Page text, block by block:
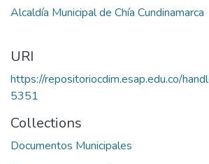
Alcaldía Municipal de Chía Cundinamarca
URI
https://repositoriocdim.esap.edu.co/
5351
Collections
Documentos Municipales